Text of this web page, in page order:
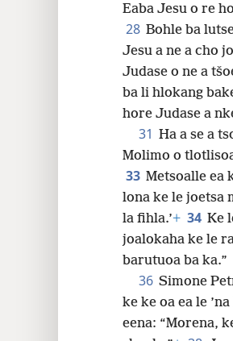
Eaba Jesu o re
28 Bohle ba
Jesu a ne a cho
Judase o ne a
ba li hlokang
hore Judase a
31 Ha a se a
Molimo o
33 Metsoalle ea
lona ke le joetsa
la fihla.’+ 34 Ke
joalokaha ke le
barutuoa ba ka.”
36 Simone
ke ke oa ea le
eena: “Morena,